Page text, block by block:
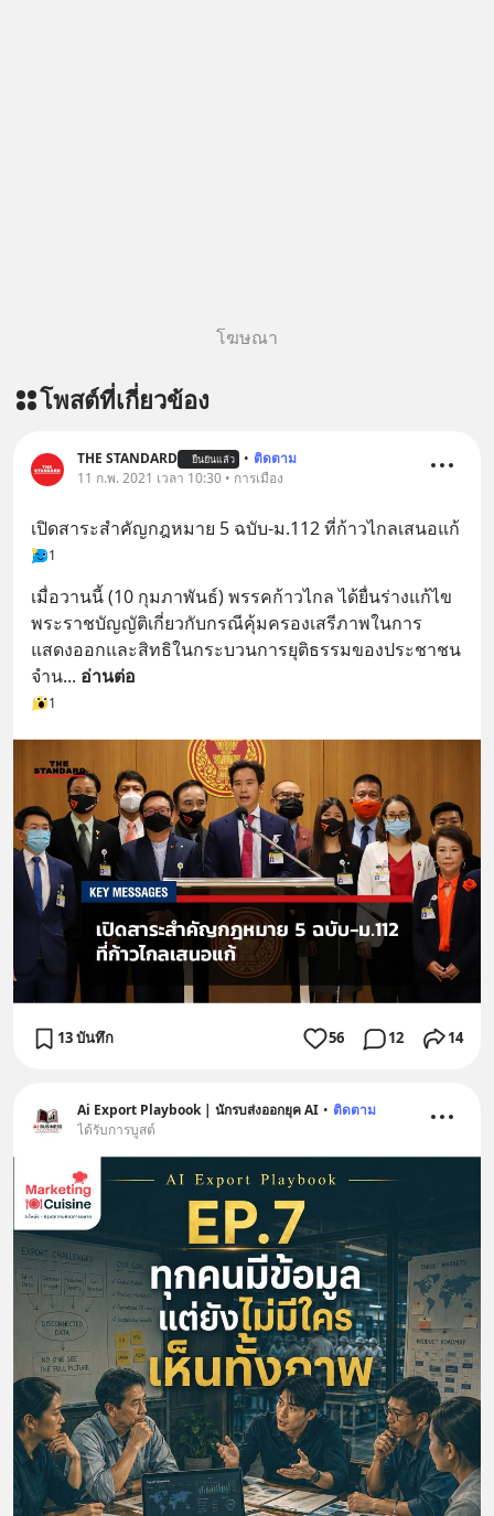
โฆษณา
โพสต์ที่เกี่ยวข้อง
THE STANDARD ยืนยันแล้ว • ติดตาม
11 ก.พ. 2021 เวลา 10:30 • การเมือง
เปิดสาระสำคัญกฎหมาย 5 ฉบับ-ม.112 ที่ก้าวไกลเสนอแก้
1
เมื่อวานนี้ (10 กุมภาพันธ์) พรรคก้าวไกล ได้ยื่นร่างแก้ไข
พระราชบัญญัติเกี่ยวกับกรณีคุ้มครองเสรีภาพในการ
แสดงออกและสิทธิในกระบวนการยุติธรรมของประชาชน
จำน... อ่านต่อ
1
13 บันทึก 56 12 14
Ai Export Playbook | นักรบส่งออกยุค AI • ติดตาม
ได้รับการบูสต์